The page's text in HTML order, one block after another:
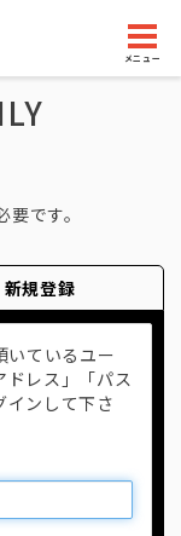
メニュー
です。
新規登録
いているユー
ドレス」「パス
インして下さ